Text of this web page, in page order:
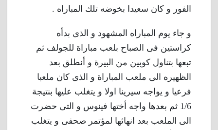
الفور و كان سعيدا بخوضه تلك المباراه .
و جاء يوم المباراه المشهود و الذى بدأه
كراستين فى الصباح بلعب مباراة للجولف ثم
تبعها بتناول كوبين من البيرة و أنطلق بعد
الظهيره الى ملعب المباراة و الذى كان ملعبا
فرعيا و يواجه سيرينا اولا و يتغلب عليها بنتيجة
1/6 ثم بعدها واجه أختها فينوس و التى حضرت
الى الملعب بعد انهائها لمؤتمر صحفى و يتغلب